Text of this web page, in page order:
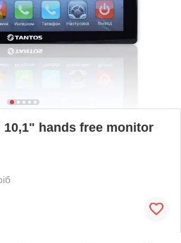
hands free monitor